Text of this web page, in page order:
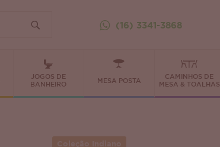
(16) 3341-3868
JOGOS DE
BANHEIRO
MESA POSTA
CAMINHOS DE
MESA & TOALHAS